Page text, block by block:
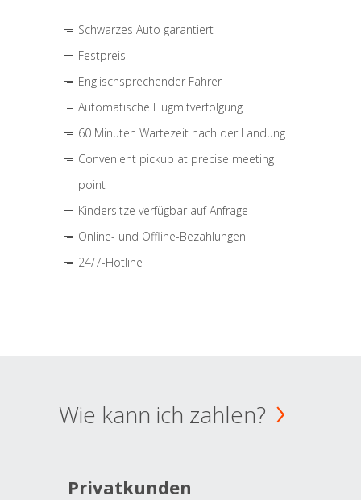
Schwarzes Auto garantiert
Festpreis
Englischsprechender Fahrer
Automatische Flugmitverfolgung
60 Minuten Wartezeit nach der Landung
Convenient pickup at precise meeting
point
Kindersitze verfügbar auf Anfrage
Online- und Offline-Bezahlungen
24/7-Hotline
Wie kann ich zahlen?
Privatkunden